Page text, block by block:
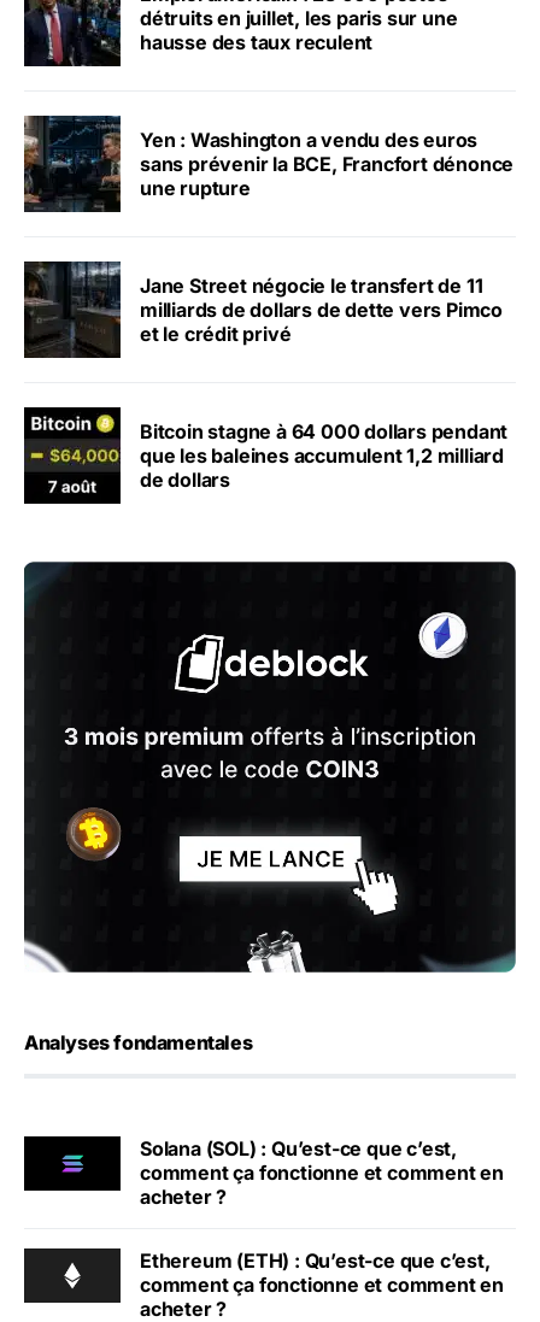
détruits en juillet, les paris sur une
hausse des taux reculent
Yen : Washington a vendu des euros
sans prévenir la BCE, Francfort dénonce
une rupture
Jane Street négocie le transfert de 11
milliards de dollars de dette vers Pimco
et le crédit privé
Bitcoin stagne à 64 000 dollars pendant
que les baleines accumulent 1,2 milliard
de dollars
Analyses fondamentales
Solana (SOL) : Qu’est-ce que c’est,
comment ça fonctionne et comment en
acheter ?
Ethereum (ETH) : Qu’est-ce que c’est,
comment ça fonctionne et comment en
acheter ?